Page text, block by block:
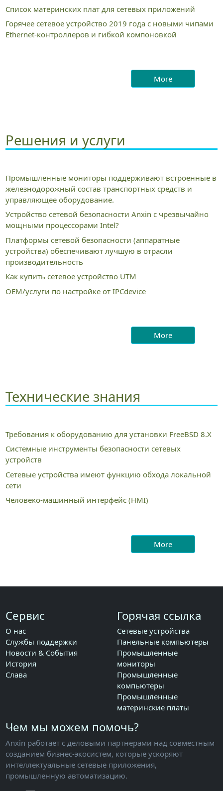
Список материнских плат для сетевых приложений
Горячее сетевое устройство 2019 года с новыми чипами
Ethernet-контроллеров и гибкой компоновкой
More
Решения и услуги
Промышленные мониторы поддерживают встроенные в
железнодорожный состав транспортных средств и
управляющее оборудование.
Устройство сетевой безопасности Anxin с чрезвычайно
мощными процессорами Intel?
Платформы сетевой безопасности (аппаратные
устройства) обеспечивают лучшую в отрасли
производительность
Как купить сетевое устройство UTM
OEM/услуги по настройке от IPCdevice
More
Технические знания
Требования к оборудованию для установки FreeBSD 8.X
Системные инструменты безопасности сетевых
устройств
Сетевые устройства имеют функцию обхода локальной
сети
Человеко-машинный интерфейс (HMI)
More
Сервис
О нас
Службы поддержки
Новости & События
История
Слава
Горячая ссылка
Сетевые устройства
Панельные компьютеры
Промышленные
мониторы
Промышленные
компьютеры
Промышленные
материнские платы
Чем мы можем помочь?
Anxin работает с деловыми партнерами над совместным
созданием бизнес-экосистем, которые ускоряют
интеллектуальные сетевые приложения,
промышленную автоматизацию.